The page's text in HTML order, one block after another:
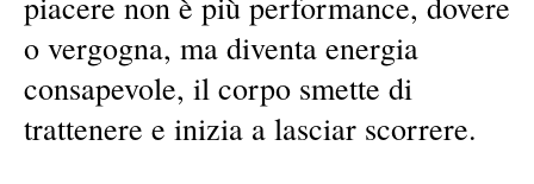
o vergogna, ma diventa energia
consapevole, il corpo smette di
trattenere e inizia a lasciar scorrere.